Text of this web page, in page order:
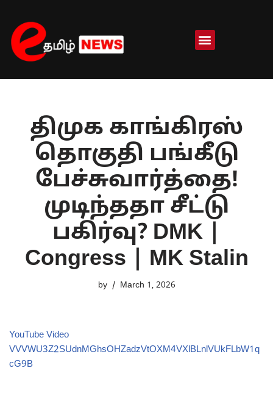
Skip
to
content
திமுக காங்கிரஸ்
தொகுதி பங்கீடு
பேச்சுவார்த்தை!
முடிந்ததா சீட்டு
பகிர்வு? DMK |
Congress | MK Stalin
by March 1, 2026
YouTube Video
VVVWU3Z2SUdnMGhsOHZadzVtOXM4VXlBLnlVUkFLbW1q
cG9B